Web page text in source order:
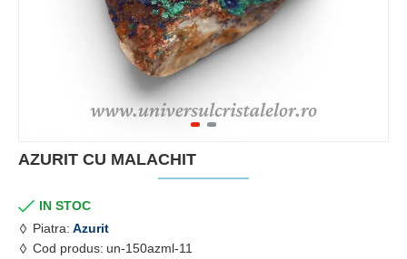
AZURIT CU MALACHIT
IN STOC
Piatra: Azurit
Cod produs: un-150azml-11